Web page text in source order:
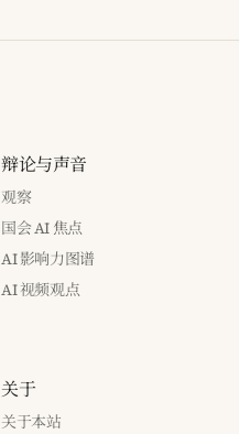
辩论与声音
观察
国会 AI 焦点
AI 影响力图谱
AI 视频观点
关于
关于本站